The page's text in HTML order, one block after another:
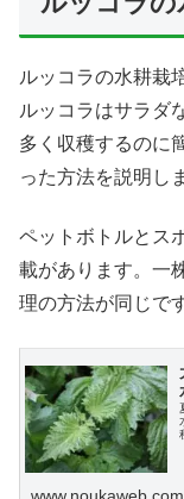
ルッコラの水耕栽
ルッコラはサラダ
多く収穫するのに
った方法を説明し
ペットボトルとス
載があります。一
理の方法が同じで
www.noukaweb.com